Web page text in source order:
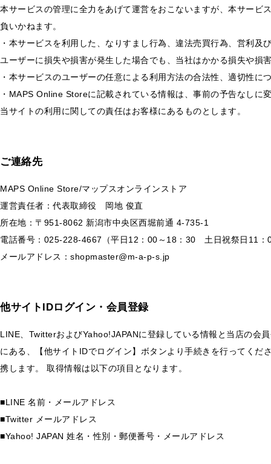
本サービスの管理に全力をあげて運営をおこないますが、本サー
負いかねます。
・本サービスを利用した、なりすまし行為、違法売買行為、営利
ユーザーに損失や損害が発生した場合でも、当社はかかる損失や損
・本サービスのユーザーの任意による利用方法の合法性、適切性に
・MAPS Online Storeに記載されている情報は、事前の予告なし
当サイトの利用に関しての責任はお客様にあるものとします。
ご連絡先
MAPS Online Store/マップスオンラインストア
運営責任者：代表取締役 岡地 俊直
所在地：〒951-8062 新潟市中央区西堀前通 4-735-1
電話番号：025-228-4667（平日12：00～18：30 土日祝祭日11
メールアドレス： shopmaster@m-a-p-s.jp
他サイトIDログイン・会員登録
LINE、TwitterおよびYahoo!JAPANに登録している情報と当店の会
にある、【他サイトIDでログイン】ボタンより手続きを行ってく
携します。 取得情報は以下の項目となります。
■LINE 名前・メールアドレス
■Twitter メールアドレス
■Yahoo! JAPAN 姓名・性別・郵便番号・メールアドレス